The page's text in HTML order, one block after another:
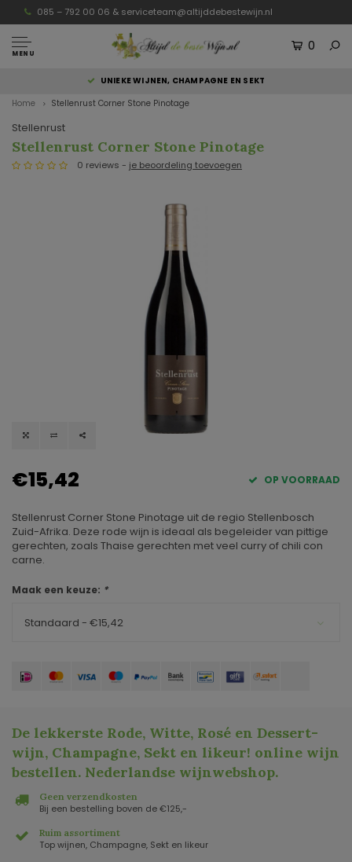
085 – 792 00 06 & serviceteam@altijddebestewijn.nl
MENU
0
UNIEKE WIJNEN, CHAMPAGNE EN SEKT
Home Stellenrust Corner Stone Pinotage
Stellenrust
Stellenrust Corner Stone Pinotage
0 reviews - je beoordeling toevoegen
€15,42 OP VOORRAAD
Stellenrust Corner Stone Pinotage uit de regio Stellenbosch
Zuid-Afrika. Deze rode wijn is ideaal als begeleider van pittige
gerechten, zoals Thaise gerechten met veel curry of chili con
carne.
Maak een keuze: *
Standaard - €15,42
De lekkerste Rode, Witte, Rosé en Dessert-
wijn, Champagne, Sekt en likeur! online wijn
bestellen. Nederlandse wijnwebshop.
Geen verzendkosten
Bij een bestelling boven de €125,-
Ruim assortiment
Top wijnen, Champagne, Sekt en likeur